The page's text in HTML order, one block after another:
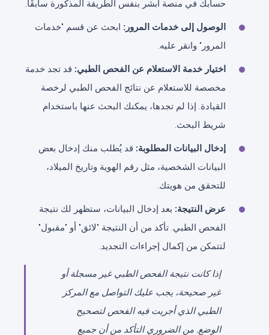
حسابك في منصة أبشر بنفس الطريقة المذكورة سابقًا.
الوصول إلى خدمات المرور: ابحث عن قسم "خدمات
المرور" وانقر عليه.
اختيار خدمة الاستعلام عن الفحص الطبي: قد تجد خدمة
مخصصة للاستعلام عن نتائج الفحص الطبي لرخصة
القيادة. إذا لم تجدها، يمكنك البحث عنها باستخدام
شريط البحث.
إدخال البيانات المطلوبة: قد يُطلب منك إدخال بعض
البيانات الشخصية، مثل رقم الهوية وتاريخ الميلاد،
للتحقق من هويتك.
عرض النتيجة: بعد إدخال البيانات، ستظهر لك نتيجة
الفحص الطبي. تأكد من أن النتيجة "لائق" أو "مقبول"
لتتمكن من إكمال إجراءات التجديد.
إذا كانت نتيجة الفحص الطبي غير مسجلة أو
غير صحيحة، يجب عليك التواصل مع المركز
الطبي الذي أجريت فيه الفحص لتصحيح
الوضع. من الضروري التأكد من أن جميع